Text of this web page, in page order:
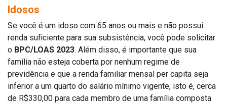
Idosos
Se você é um idoso com 65 anos ou mais e não possui
renda suficiente para sua subsistência, você pode solicitar
o BPC/LOAS 2023. Além disso, é importante que sua
família não esteja coberta por nenhum regime de
previdência e que a renda familiar mensal per capita seja
inferior a um quarto do salário mínimo vigente, isto é, cerca
de R$330,00 para cada membro de uma família composta